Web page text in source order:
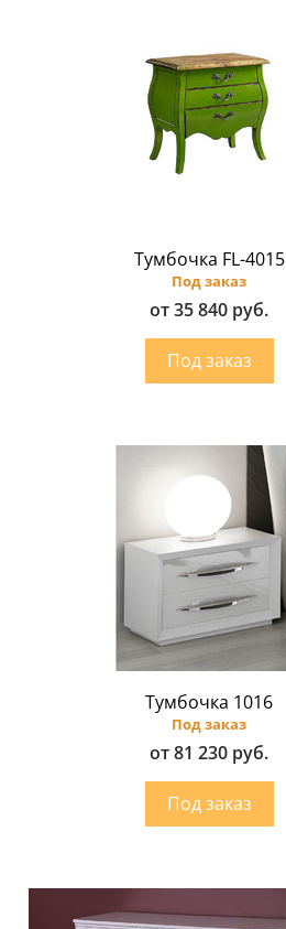
Тумбочка FL-4015
Под заказ
от 35 840 руб.
Тумбочка 1016
Под заказ
от 81 230 руб.